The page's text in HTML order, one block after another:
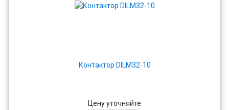
Контактор DILM32-10
Цену уточняйте